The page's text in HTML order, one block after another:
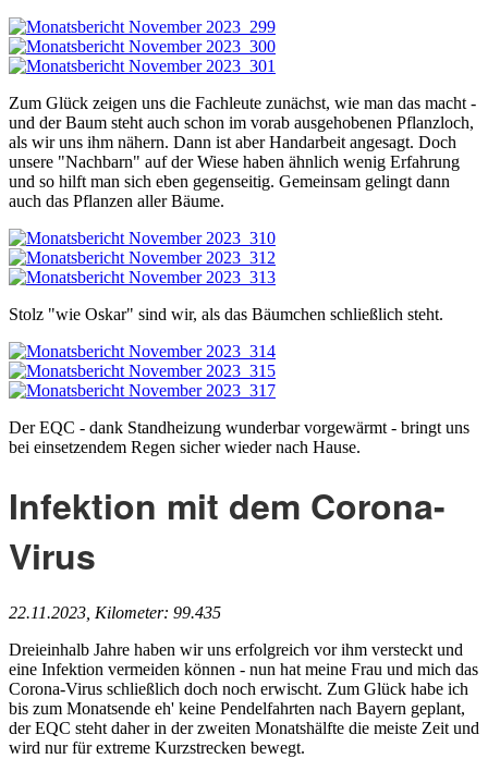
Zum Glück zeigen uns die Fachleute zunächst, wie man das macht -
und der Baum steht auch schon im vorab ausgehobenen Pflanzloch,
als wir uns ihm nähern. Dann ist aber Handarbeit angesagt. Doch
unsere "Nachbarn" auf der Wiese haben ähnlich wenig Erfahrung
und so hilft man sich eben gegenseitig. Gemeinsam gelingt dann
auch das Pflanzen aller Bäume.
Stolz "wie Oskar" sind wir, als das Bäumchen schließlich steht.
Der EQC - dank Standheizung wunderbar vorgewärmt - bringt uns
bei einsetzendem Regen sicher wieder nach Hause.
Infektion mit dem Corona-
Virus
22.11.2023, Kilometer: 99.435
Dreieinhalb Jahre haben wir uns erfolgreich vor ihm versteckt und
eine Infektion vermeiden können - nun hat meine Frau und mich das
Corona-Virus schließlich doch noch erwischt. Zum Glück habe ich
bis zum Monatsende eh' keine Pendelfahrten nach Bayern geplant,
der EQC steht daher in der zweiten Monatshälfte die meiste Zeit und
wird nur für extreme Kurzstrecken bewegt.